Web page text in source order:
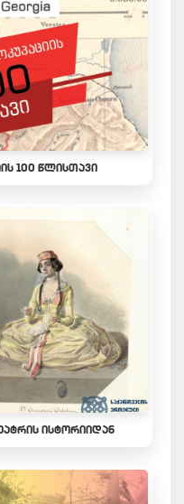
100 ᲬᲚᲘᲡᲗᲐᲕᲘ
ᲘᲡᲢᲝᲠᲘᲘᲓᲐᲜ